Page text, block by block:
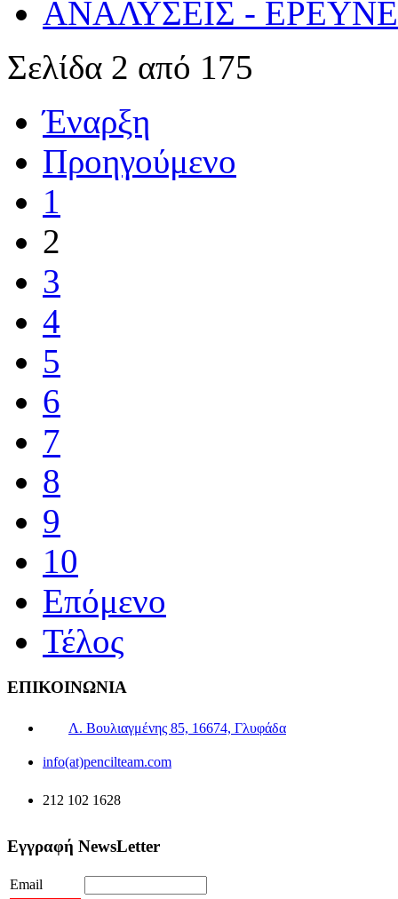
ΑΝΑΛΥΣΕΙΣ -
Σελίδα 2 από 175
Έναρξη
Προηγούμενο
1
2
3
4
5
6
7
8
9
10
Επόμενο
Τέλος
ΕΠΙΚΟΙΝΩΝΙΑ
Λ. Βουλιαγμένης 85, 16674, Γλυφάδα
info(at)pencilteam.com
212 102 1628
Εγγραφή NewsLetter
Email